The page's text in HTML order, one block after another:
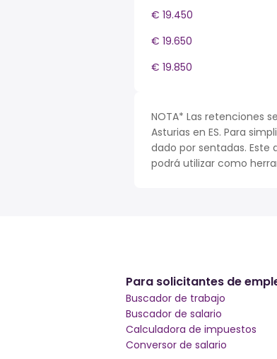
€ 19.450
€ 19.650
€ 19.850
NOTA* Las retenciones
Asturias en ES. Para
dado por sentadas.
podrá utilizar como
Para solicitantes de
Buscador de trabajo
Buscador de salario
Calculadora de impuestos
Conversor de salario